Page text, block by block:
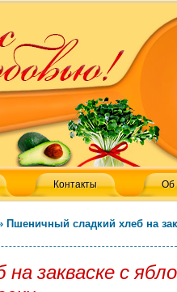
Контакты Об
Пшеничный сладкий хлеб на
закваске с